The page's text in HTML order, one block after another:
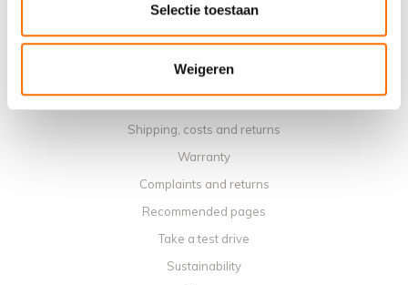
Selectie toestaan
Weigeren
Instruction Videos
Terms and conditions
Privacy policy
Shipping, costs and returns
Warranty
Complaints and returns
Recommended pages
Take a test drive
Sustainability